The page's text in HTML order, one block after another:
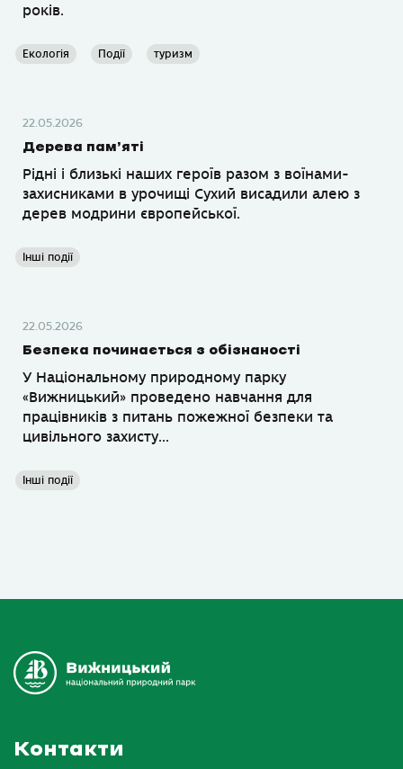
років.
Екологія Події туризм
22.05.2026
Дерева пам’яті
Рідні і близькі наших героїв разом з воїнами-
захисниками в урочищі Сухий висадили алею з
дерев модрини європейської.
Інші події
22.05.2026
Безпека починається з обізнаності
У Національному природному парку
«Вижницький» проведено навчання для
працівників з питань пожежної безпеки та
цивільного захисту...
Інші події
Контакти